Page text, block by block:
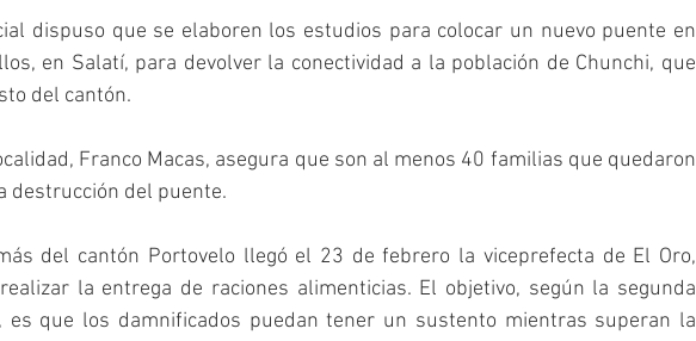
dispuso que se elaboren los estudios para colocar un nuevo puente en
en Salatí, para devolver la conectividad a la población de Chunchi, que
del cantón.
Franco Macas, asegura que son al menos 40 familias que quedaron
destrucción del puente.
del cantón Portovelo llegó el 23 de febrero la viceprefecta de El Oro,
la entrega de raciones alimenticias. El objetivo, según la segunda
es que los damnificados puedan tener un sustento mientras superan la